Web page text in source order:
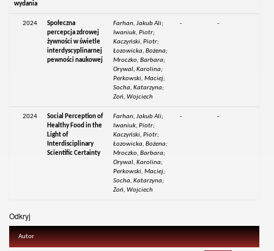
wydania
2024
Społeczna
percepcja zdrowej
żywności w świetle
interdyscyplinarnej
pewności naukowej
Farhan, Jakub Ali;
Iwaniuk, Piotr;
Kaczyński, Piotr;
Łozowicka, Bożena;
Mroczko, Barbara;
Orywal, Karolina;
Perkowski, Maciej;
Socha, Katarzyna;
Zoń, Wojciech
- -
2024
Social Perception of
Healthy Food in the
Light of
Interdisciplinary
Scientific Certainty
Farhan, Jakub Ali;
Iwaniuk, Piotr;
Kaczyński, Piotr;
Łozowicka, Bożena;
Mroczko, Barbara;
Orywal, Karolina;
Perkowski, Maciej;
Socha, Katarzyna;
Zoń, Wojciech
- -
Odkryj
Autor